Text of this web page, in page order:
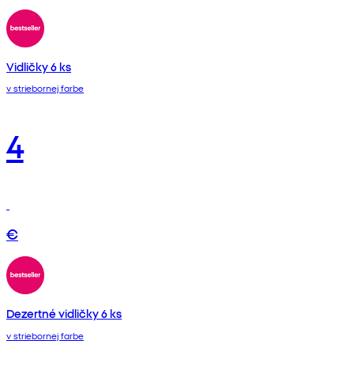
Vidličky 6 ks
v striebornej farbe
4
€
Dezertné vidličky 6 ks
v striebornej farbe